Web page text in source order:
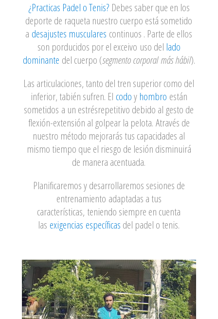
¿Practicas Padel o Tenis? Debes saber que en los
deporte de raqueta nuestro cuerpo está sometido
a desajustes musculares continuos . Parte de ellos
son porducidos por el exceivo uso del lado
dominante del cuerpo (segmento corporalmás hábil).
Las articulaciones, tanto del tren superior como del
inferior, tabién sufren. El codoy hombro están
sometidos a un estrésrepetitivo debido al gesto de
flexión-extensión al golpear la pelota. Através de
nuestro método mejorarás tus capacidades al
mismo tiempo que el riesgo de lesión disminuirá
de manera acentuada.
Planificaremos y desarrollaremos sesiones de
entrenamiento adaptadas a tus
características, teniendo siempre en cuenta
las exigencias específicas del padel o tenis.